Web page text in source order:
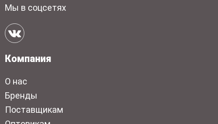
Мы в соцсетях
Компания
О нас
Бренды
Поставщикам